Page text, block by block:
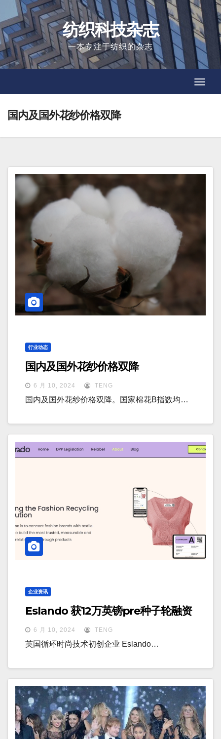
to
content
纺织科技杂志
一本专注于纺织的杂志
国内及国外花纱价格双降
行业动态
国内及国外花纱价格双降
6 月 10, 2024 TENG
国内及国外花纱价格双降。国家棉花B指数均…
企业资讯
Eslando 获12万英镑pre种子轮融资
6 月 10, 2024 TENG
英国循环时尚技术初创企业 Eslando…